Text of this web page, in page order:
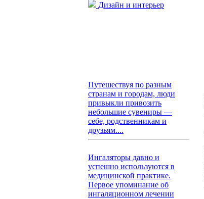
Дизайн и интерьер
Путешествуя по разным
странам и городам, люди
привыкли привозить
небольшие сувениры —
себе, родственникам и
друзьям....
Ингаляторы давно и
успешно используются в
медицинской практике.
Первое упоминание об
ингаляционном лечении